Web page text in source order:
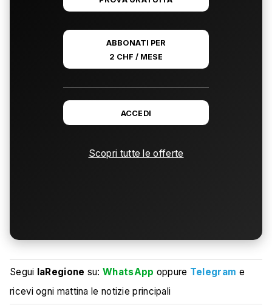
ABBONATI PER
2 CHF / MESE
ACCEDI
Scopri tutte le offerte
Segui laRegione su:WhatsApp oppure Telegram e
ricevi ogni mattina le notizie principali